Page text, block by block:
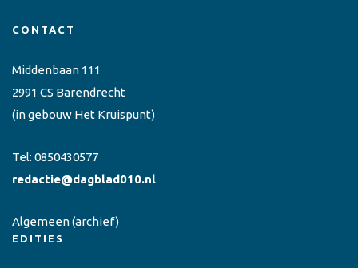
CONTACT
Middenbaan 111
2991 CS Barendrecht
(in gebouw Het Kruispunt)
Tel: 0850430577
redactie@dagblad010.nl
Algemeen(archief)
EDITIES